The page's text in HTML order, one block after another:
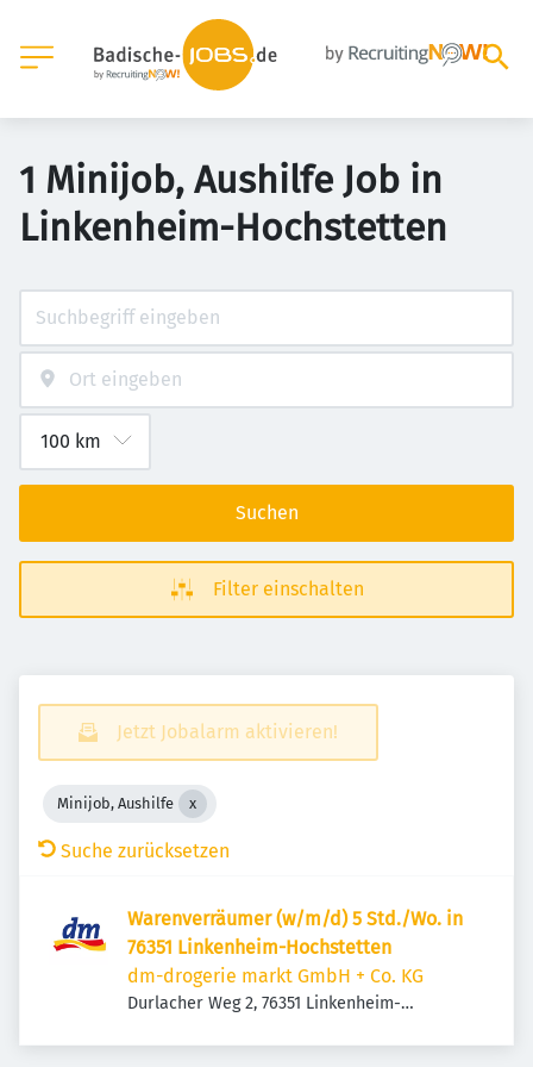
1 Minijob, Aushilfe Job in
Linkenheim-Hochstetten
Suchen
Filter einschalten
Jetzt Jobalarm aktivieren!
Minijob, Aushilfe
Suche zurücksetzen
Warenverräumer (w/m/d) 5 Std./Wo. in
76351 Linkenheim-Hochstetten
dm-drogerie markt GmbH + Co. KG
Durlacher Weg 2, 76351 Linkenheim-